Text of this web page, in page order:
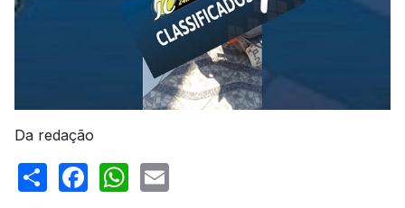
Da redação
ShareFacebook
WhatsApp